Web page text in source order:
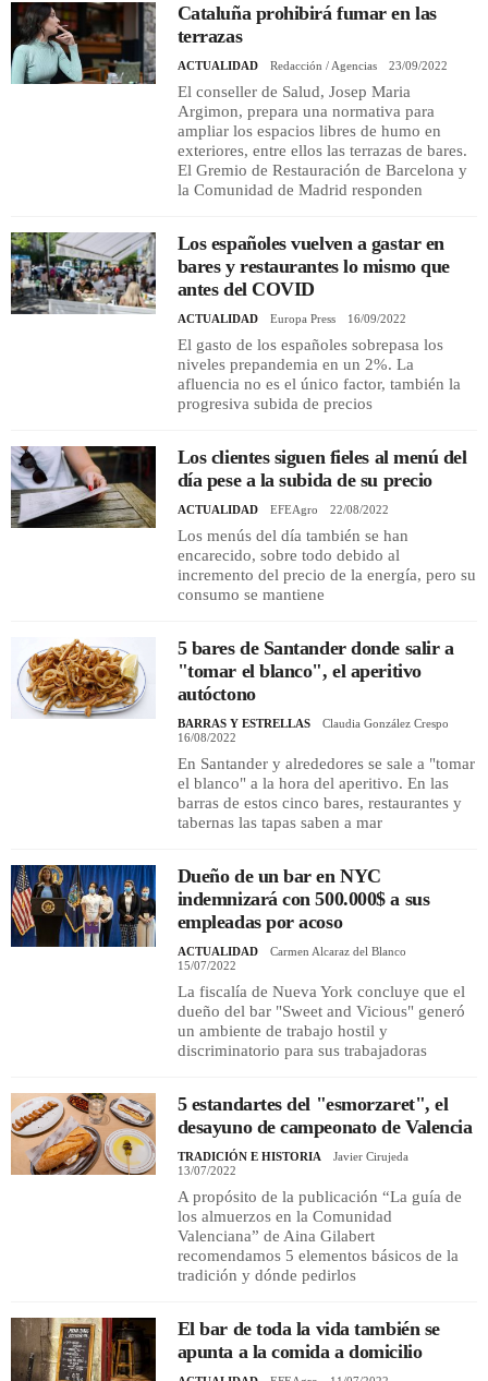
Cataluña prohibirá fumar en las
terrazas
ACTUALIDAD Redacción / Agencias 23/09/2022
El conseller de Salud, Josep Maria
Argimon, prepara una normativa para
ampliar los espacios libres de humo en
exteriores, entre ellos las terrazas de bares.
El Gremio de Restauración de Barcelona y
la Comunidad de Madrid responden
Los españoles vuelven a gastar en
bares y restaurantes lo mismo que
antes del COVID
ACTUALIDAD Europa Press 16/09/2022
El gasto de los españoles sobrepasa los
niveles prepandemia en un 2%. La
afluencia no es el único factor, también la
progresiva subida de precios
Los clientes siguen fieles al menú del
día pese a la subida de su precio
ACTUALIDAD EFEAgro 22/08/2022
Los menús del día también se han
encarecido, sobre todo debido al
incremento del precio de la energía, pero su
consumo se mantiene
5 bares de Santander donde salir a
"tomar el blanco", el aperitivo
autóctono
BARRAS Y ESTRELLAS
Claudia González Crespo
16/08/2022
En Santander y alrededores se sale a "tomar
el blanco" a la hora del aperitivo. En las
barras de estos cinco bares, restaurantes y
tabernas las tapas saben a mar
Dueño de un bar en NYC
indemnizará con 500.000$ a sus
empleadas por acoso
ACTUALIDAD
Carmen Alcaraz del Blanco
15/07/2022
La fiscalía de Nueva York concluye que el
dueño del bar "Sweet and Vicious" generó
un ambiente de trabajo hostil y
discriminatorio para sus trabajadoras
5 estandartes del "esmorzaret", el
desayuno de campeonato de Valencia
TRADICIÓN E HISTORIA
Javier Cirujeda
13/07/2022
A propósito de la publicación “La guía de
los almuerzos en la Comunidad
Valenciana” de Aina Gilabert
recomendamos 5 elementos básicos de la
tradición y dónde pedirlos
El bar de toda la vida también se
apunta a la comida a domicilio